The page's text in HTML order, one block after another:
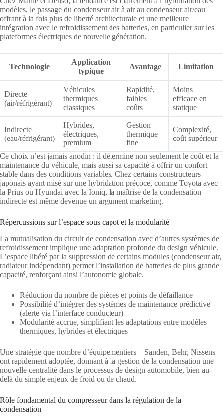
modèles, le passage du condenseur air à air au condenseur air/eau
offrant à la fois plus de liberté architecturale et une meilleure
intégration avec le refroidissement des batteries, en particulier sur les
plateformes électriques de nouvelle génération.
Technologie
Application
typique
Avantage Limitation
Directe
(air/réfrigérant)
Véhicules
thermiques
classiques
Rapidité,
faibles
coûts
Moins
efficace en
statique
Indirecte
(eau/réfrigérant)
Hybrides,
électriques,
premium
Gestion
thermique
fine
Complexité,
coût supérieur
Ce choix n’est jamais anodin : il détermine non seulement le coût et la
maintenance du véhicule, mais aussi sa capacité à offrir un confort
stable dans des conditions variables. Chez certains constructeurs
japonais ayant misé sur une hybridation précoce, comme Toyota avec
la Prius ou Hyundai avec la Ioniq, la maîtrise de la condensation
indirecte est même devenue un argument marketing.
Répercussions sur l’espace sous capot et la modularité
La mutualisation du circuit de condensation avec d’autres systèmes de
refroidissement implique une adaptation profonde du design véhicule.
L’espace libéré par la suppression de certains modules (condenseur air,
radiateur indépendant) permet l’installation de batteries de plus grande
capacité, renforçant ainsi l’autonomie globale.
Réduction du nombre de pièces et points de défaillance
Possibilité d’intégrer des systèmes de maintenance prédictive
(alerte via l’interface conducteur)
Modularité accrue, simplifiant les adaptations entre modèles
thermiques, hybrides et électriques
Une stratégie que nombre d’équipementiers – Sanden, Behr, Nissens –
ont rapidement adoptée, donnant à la gestion de la condensation une
nouvelle centralité dans le processus de design automobile, bien au-
delà du simple enjeux de froid ou de chaud.
Rôle fondamental du compresseur dans la régulation de la
condensation